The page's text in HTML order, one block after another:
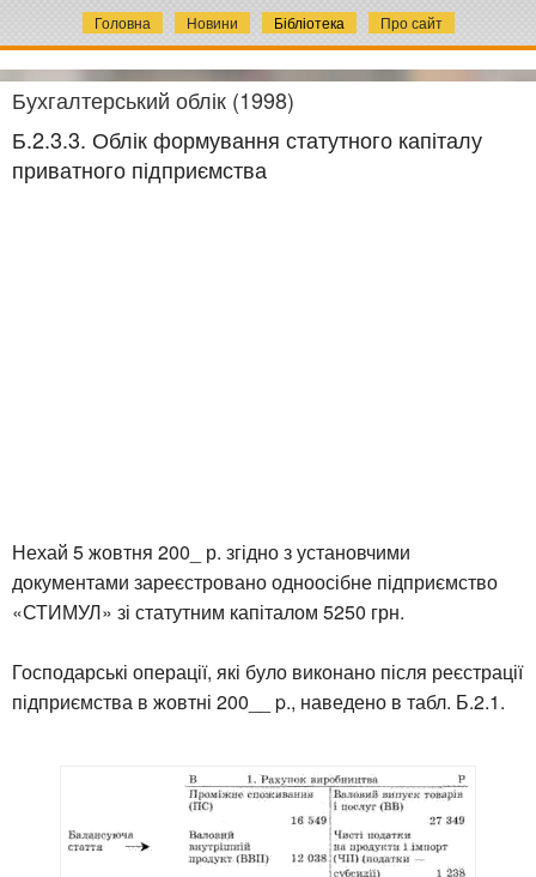
Головна Новини Бібліотека Про сайт
Бухгалтерський облік (1998)
Б.2.3.3. Облік формування статутного капіталу
приватного підприємства
Нехай 5 жовтня 200_ р. згідно з установчими
документами зареєстровано одноосібне підприємство
«СТИМУЛ» зі статутним капіталом 5250 грн.
Господарські операції, які було виконано після реєстрації
підприємства в жовтні 200__ p., наведено в табл. Б.2.1.